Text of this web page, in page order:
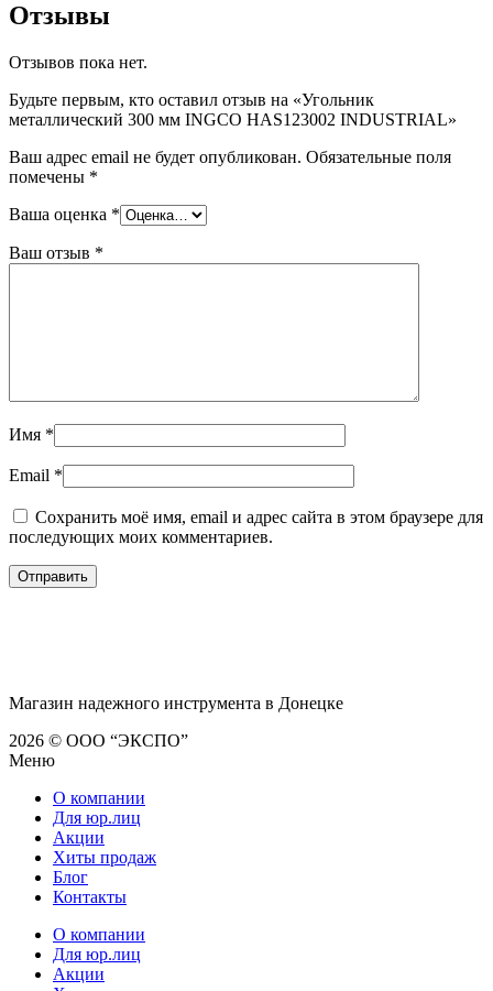
Отзывы
Отзывов пока нет.
Будьте первым, кто оставил отзыв на «Угольник
металлический 300 мм INGCO HAS123002 INDUSTRIAL»
Ваш адрес email не будет опубликован. Обязательные поля
помечены *
Ваша оценка *
Ваш отзыв *
Имя *
Email *
Сохранить моё имя, email и адрес сайта в этом браузере для
последующих моих комментариев.
Магазин надежного инструмента в Донецке
2026 © ООО “ЭКСПО”
Меню
О компании
Для юр.лиц
Акции
Хиты продаж
Блог
Контакты
О компании
Для юр.лиц
Акции